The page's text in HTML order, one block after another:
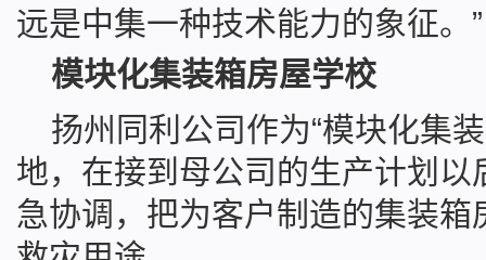
远是中集一种技术能力的象征。”
模块化集装箱房屋学校
扬州同利公司作为“模块化集
地，在接到母公司的生产计划
急协调，把为客户制造的集装